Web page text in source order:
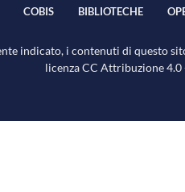
COBIS BIBLIOTECHE
indicato, i contenuti di questo
licenzaCC Attribuzione 4.0